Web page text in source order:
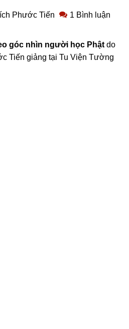
Phước Tiến 1 Bình luận
góc nhìn người học Phật do
Tiến giảng tại Tu Viện Tường